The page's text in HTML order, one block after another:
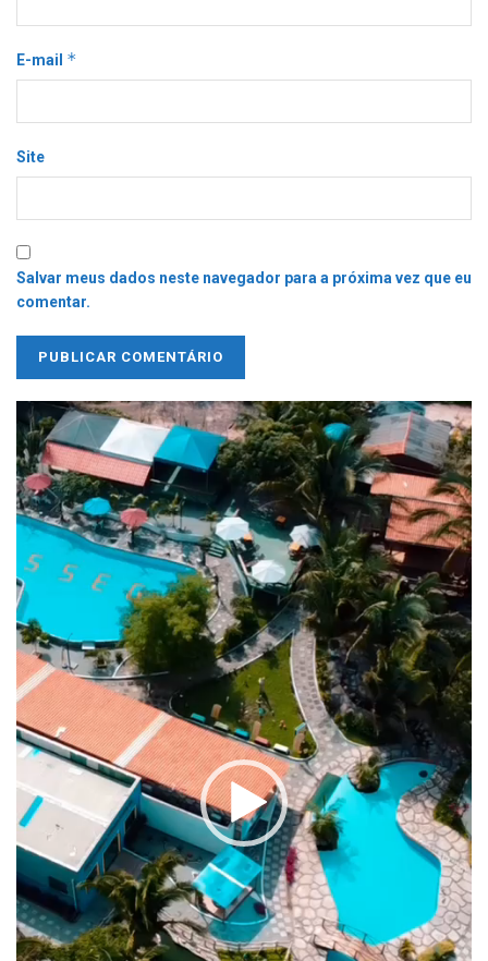
E-mail *
Site
Salvar meus dados neste navegador para a próxima vez que eu
comentar.
Tocador
de
vídeo